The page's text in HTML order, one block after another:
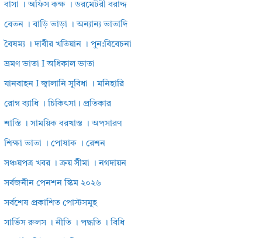
বাসা । অফিস কক্ষ । ডরমেটরী বরাদ্দ
বেতন । বাড়ি ভাড়া । অন্যান্য ভাতাদি
বৈষম্য । দাবীর খতিয়ান । পুন:বিবেচনা
ভ্রমণ ভাতা I অধিকাল ভাতা
যানবাহন I জ্বালানি সুবিধা । মনিহারি
রোগ ব্যাধি । চিকিৎসা। প্রতিকার
শাস্তি । সাময়িক বরখাস্ত । অপসারণ
শিক্ষা ভাতা । পোষাক । রেশন
সঞ্চয়পত্র খবর । ক্রয় সীমা । নগদায়ন
সর্বজনীন পেনশন স্কিম ২০২৬
সর্বশেষ প্রকাশিত পোস্টসমূহ
সার্ভিস রুলস । নীতি । পদ্ধতি । বিধি